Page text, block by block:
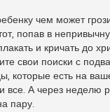
чем может
попав в
и кричать до
свои поиски с
которые есть на
А через неделю
пару.